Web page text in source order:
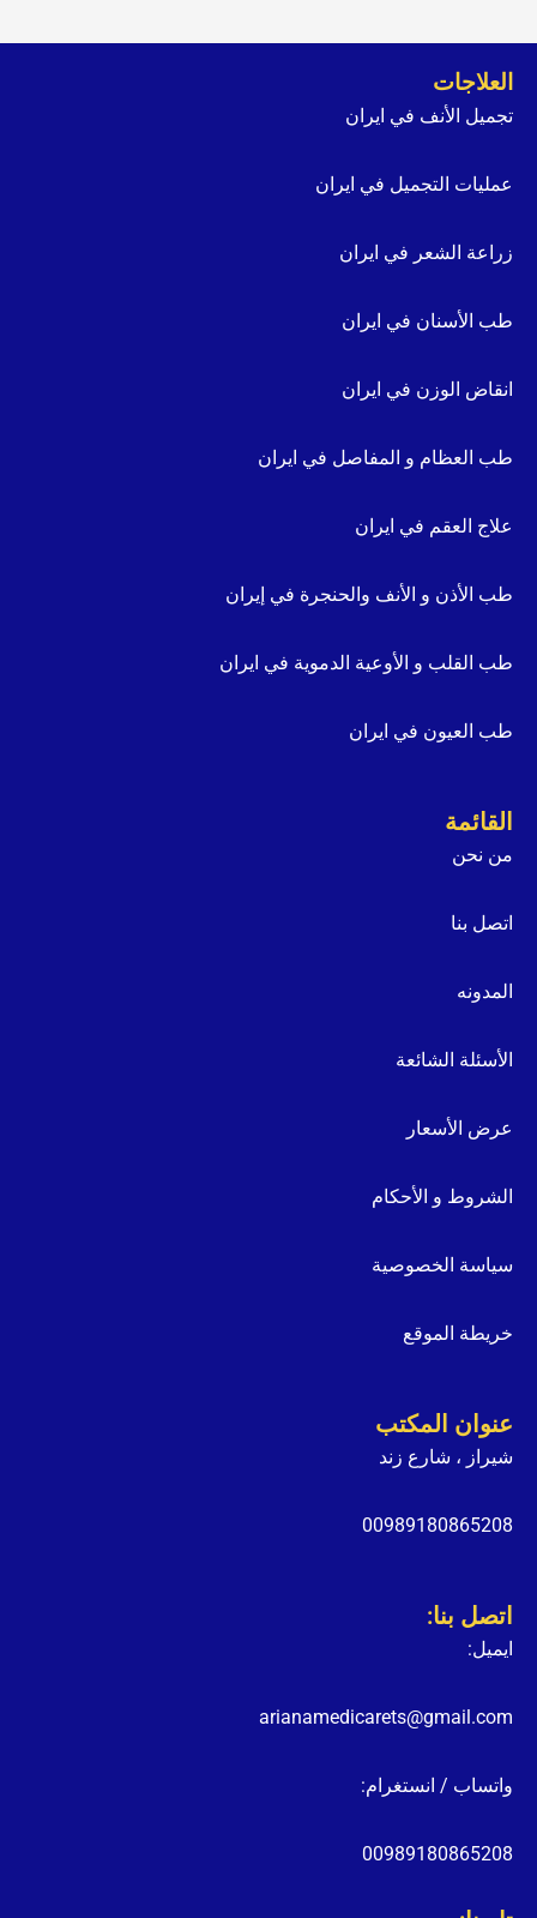
العلاجات
تجميل الأنف في ايران
عمليات التجميل في ايران
زراعة الشعر في ايران
طب الأسنان في ايران
انقاض الوزن في ايران
طب العظام و المفاصل في ايران
علاج العقم في ايران
طب الأذن و الأنف والحنجرة في إيران
طب القلب و الأوعية الدموية في ايران
طب العيون في ايران
القائمة
من نحن
اتصل بنا
المدونه
الأسئلة الشائعة
عرض الأسعار
الشروط و الأحكام
سياسة الخصوصية
خريطة الموقع
عنوان المكتب
شيراز ، شارع زند
00989180865208
اتصل بنا:
ايميل:
arianamedicarets@gmail.com
واتساب / انستغرام:
00989180865208